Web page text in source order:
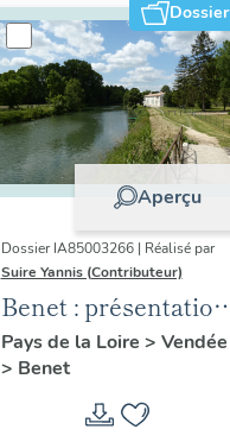
Dossier
Aperçu
Dossier IA85003266 | Réalisé par
Suire Yannis (Contributeur)
Benet : présentation
de la commune
Pays de la Loire > Vendée
> Benet